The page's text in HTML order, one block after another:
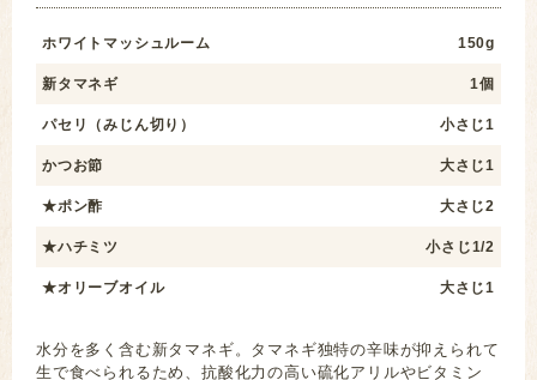
ホワイトマッシュルーム 150g
新タマネギ 1個
パセリ（みじん切り） 小さじ1
かつお節 大さじ1
★ポン酢 大さじ2
★ハチミツ 小さじ1/2
★オリーブオイル 大さじ1
水分を多く含む新タマネギ。タマネギ独特の辛味が抑えられて
生で食べられるため、抗酸化力の高い硫化アリルやビタミン